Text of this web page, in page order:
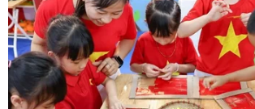
Phát hiện lỗ hổng bảo mật nghiêm
trọng trên loạt trình duyệt tích hợp
AI
06/08/2026 15:57